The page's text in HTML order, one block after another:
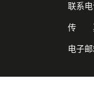
联系
传 真
电子